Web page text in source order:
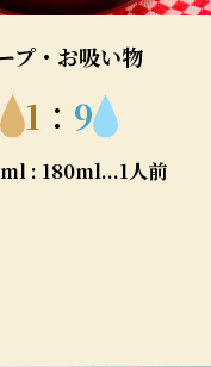
プ・お吸い物
1 ： 9
: 180ml...1人前